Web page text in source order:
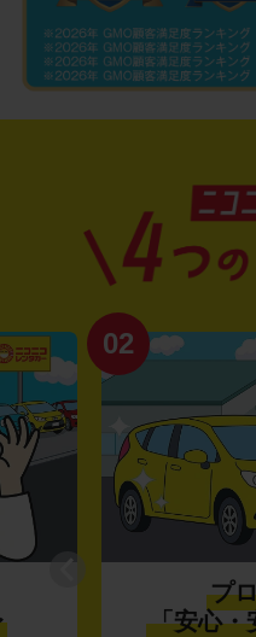
02
プ
「安心・